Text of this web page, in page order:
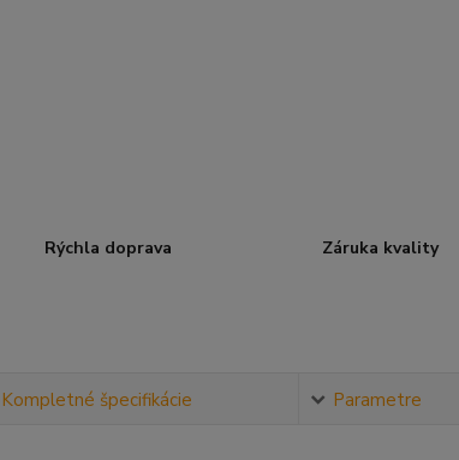
Rýchla doprava Záruka kvality
Kompletné špecifikácie Parametre